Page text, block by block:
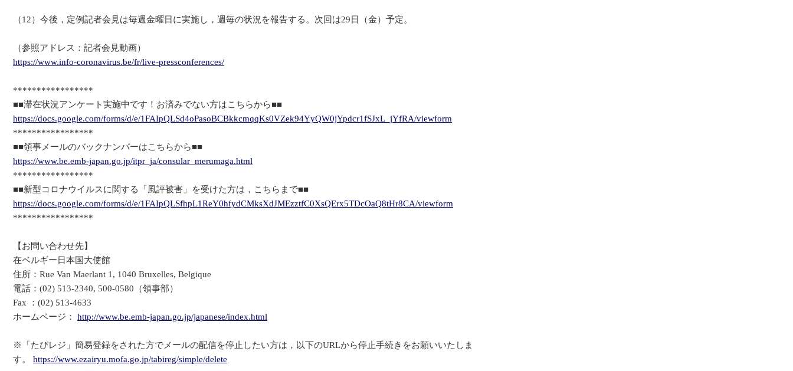
（12）今後，定例記者会見は毎週金曜日に実施し，週毎の状況を報告する。次回は29日（金）予定。
（参照アドレス：記者会見動画）
https://www.info-coronavirus.be/fr/live-pressconferences/
*****************
■■滞在状況アンケート実施中です！お済みでない方はこちらから■■
https://docs.google.com/forms/d/e/1FAIpQLSd4oPasoBCBkkcmqqKs0VZek94YyQW0jYpdcr1fSJxL_jYfRA/viewform
*****************
■■領事メールのバックナンバーはこちらから■■
https://www.be.emb-japan.go.jp/itpr_ja/consular_merumaga.html
*****************
■■新型コロナウイルスに関する「風評被害」を受けた方は，こちらまで■■
https://docs.google.com/forms/d/e/1FAIpQLSfhpL1ReY0hfydCMksXdJMEzztfC0XsQErx5TDcOaQ8tHr8CA/viewform
*****************
【お問い合わせ先】
在ベルギー日本国大使館
住所：Rue Van Maerlant 1, 1040 Bruxelles, Belgique
電話：(02) 513-2340, 500-0580（領事部）
Fax ：(02) 513-4633
ホームページ： http://www.be.emb-japan.go.jp/japanese/index.html
※「たびレジ」簡易登録をされた方でメールの配信を停止したい方は，以下のURLから停止手続きをお願いいたしま
す。 https://www.ezairyu.mofa.go.jp/tabireg/simple/delete